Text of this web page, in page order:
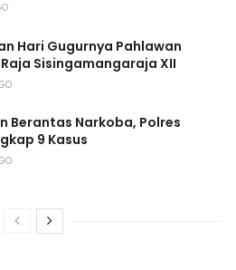
Hari Gugurnya Pahlawan
Sisingamangaraja XII
Berantas Narkoba, Polres
9 Kasus